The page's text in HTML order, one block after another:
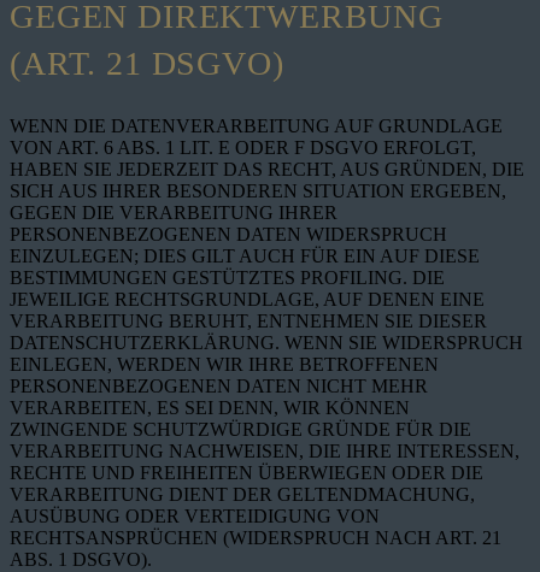
GEGEN DIREKTWERBUNG
(ART. 21 DSGVO)
WENN DIE DATENVERARBEITUNG AUF GRUNDLAGE
VON ART. 6 ABS. 1 LIT. E ODER F DSGVO ERFOLGT,
HABEN SIE JEDERZEIT DAS RECHT, AUS GRÜNDEN, DIE
SICH AUS IHRER BESONDEREN SITUATION ERGEBEN,
GEGEN DIE VERARBEITUNG IHRER
PERSONENBEZOGENEN DATEN WIDERSPRUCH
EINZULEGEN; DIES GILT AUCH FÜR EIN AUF DIESE
BESTIMMUNGEN GESTÜTZTES PROFILING. DIE
JEWEILIGE RECHTSGRUNDLAGE, AUF DENEN EINE
VERARBEITUNG BERUHT, ENTNEHMEN SIE DIESER
DATENSCHUTZERKLÄRUNG. WENN SIE WIDERSPRUCH
EINLEGEN, WERDEN WIR IHRE BETROFFENEN
PERSONENBEZOGENEN DATEN NICHT MEHR
VERARBEITEN, ES SEI DENN, WIR KÖNNEN
ZWINGENDE SCHUTZWÜRDIGE GRÜNDE FÜR DIE
VERARBEITUNG NACHWEISEN, DIE IHRE INTERESSEN,
RECHTE UND FREIHEITEN ÜBERWIEGEN ODER DIE
VERARBEITUNG DIENT DER GELTENDMACHUNG,
AUSÜBUNG ODER VERTEIDIGUNG VON
RECHTSANSPRÜCHEN (WIDERSPRUCH NACH ART. 21
ABS. 1 DSGVO).